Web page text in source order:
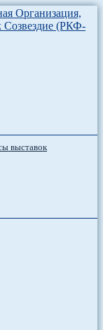
и
FCI)
Центр
Созвездие.
выставок